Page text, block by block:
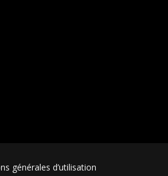
générales d’utilisation